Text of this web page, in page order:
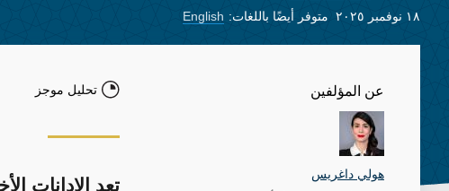
١٨ نوفمبر ٢٠٢٥ متوفر أيضًا باللغات: English
عن المؤلفين
هولي داغريس
تحليل موجز
تعد الإدانات